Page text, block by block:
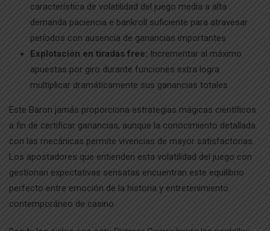
característica de volatilidad del juego media a alta
demanda paciencia e bankroll suficiente para atravesar
períodos con ausencia de ganancias importantes
Explotación en tiradas free: Incrementar al máximo
apuestas por giro durante funciones extra logra
multiplicar dramáticamente sus ganancias totales
Este Baron jamás proporciona estrategias mágicas científicos
a fin de certificar ganancias, aunque la conocimiento detallada
con las mecánicas permite vivencias de mayor satisfactorias.
Los apostadores que entienden esta volatilidad del juego con
gestionan expectativas sensatas encuentran este equilibrio
perfecto entre emoción de la historia y entretenimiento
contemporáneo de casino.